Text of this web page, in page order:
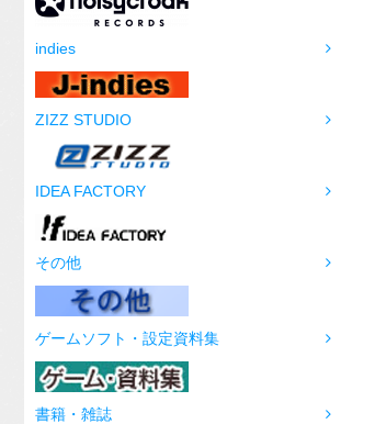
indies
ZIZZ STUDIO
IDEA FACTORY
その他
ゲームソフト・設定資料集
書籍・雑誌